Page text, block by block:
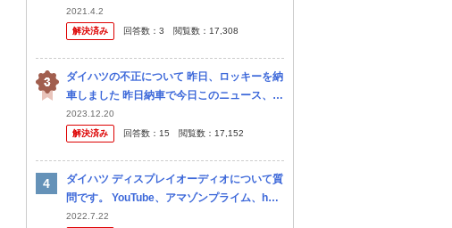
りがとうございます。 ダイハツロッキーのテ
レビキャンセラーを探している者です。 某社
2021.4.2
解決済み
回答数： 3 閲覧数： 17,308
ダイハツの不正について 昨日、ロッキーを納
車しました 昨日納車で今日このニュース、、
正直、返品したいたいです 支払いもまだして
いません 販売店に問い合わせたら、対応して
2023.12.20
解決済み
回答数： 15 閲覧数： 17,152
ダイハツ ディスプレイオーディオについて質
問です。 YouTube、アマゾンプライム、hulu
などは観ることが可能でしょうか？ ミラーリ
2022.7.22